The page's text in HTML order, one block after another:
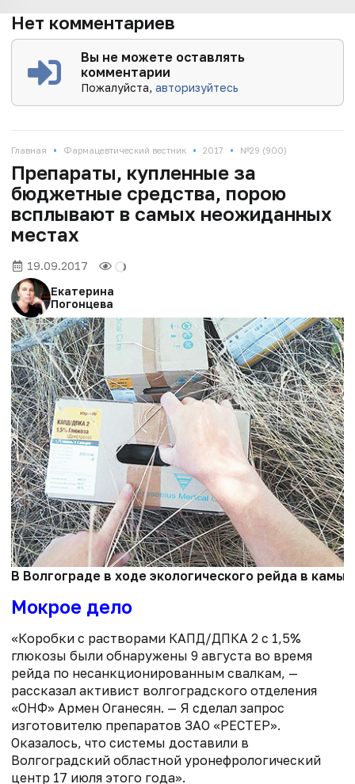
Нет комментариев
Вы не можете оставлять
комментарии
Пожалуйста,авторизуйтесь
Главная • Фармацевтический вестник • 2017 • №29 (900)
Препараты, купленные за
бюджетные средства, порою
всплывают в самых неожиданных
местах
19.09.2017
Екатерина
Погонцева
В Волгограде в ходе экологического рейда в
Мокрое дело
«Коробки с растворами КАПД/ДПКА 2 с 1,5%
глюкозы были обнаружены 9 августа во время
рейда по несанкционированным свалкам, —
рассказал активист волгоградского отделения
«ОНФ» Армен Оганесян. — Я сделал запрос
изготовителю препаратов ЗАО «РЕСТЕР».
Оказалось, что системы доставили в
Волгоградский областной уронефрологический
центр 17 июля этого года».